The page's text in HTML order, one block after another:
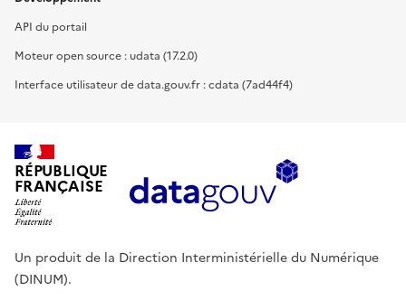
API du portail
Moteur open source : udata (17.2.0)
Interface utilisateur de data.gouv.fr : cdata (7ad44f4)
RÉPUBLIQUE
FRANÇAISE
Un produit de la Direction Interministérielle du Numérique
(DINUM).